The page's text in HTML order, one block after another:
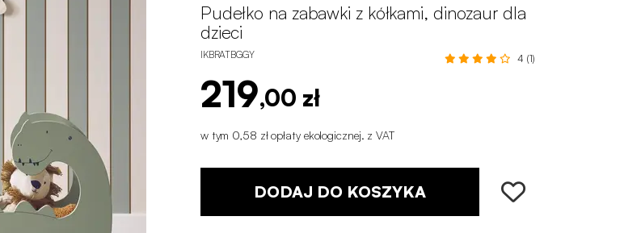
Pudełko na zabawki z kółkami, dinozaur dla
dzieci
IKBRATBGGY 4 (1)
219,00 zł
w tym 0,58 zł opłaty ekologicznej. z VAT
DODAJ DO KOSZYKA